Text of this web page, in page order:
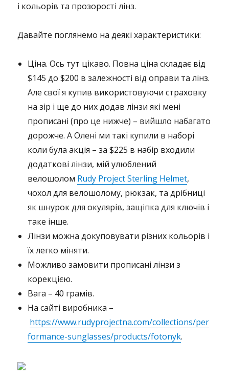
і кольорів та прозорості лінз.
Давайте поглянемо на деякі характеристики:
Ціна. Ось тут цікаво. Повна ціна складає від
$145 до $200 в залежності від оправи та лінз.
Але свої я купив використовуючи страховку
на зір і ще до них додав лінзи які мені
прописані (про це нижче) – вийшло набагато
дорожче. А Олені ми такі купили в наборі
коли була акція – за $225 в набір входили
додаткові лінзи, мій улюблений
велошолом Rudy Project Sterling Helmet,
чохол для велошолому, рюкзак, та дрібниці
як шнурок для окулярів, защіпка для ключів і
таке інше.
Лінзи можна докуповувати різних кольорів і
їх легко міняти.
Можливо замовити прописані лінзи з
корекцією.
Вага – 40 грамів.
На сайті виробника –
https://www.rudyprojectna.com/collections/per
formance-sunglasses/products/fotonyk.